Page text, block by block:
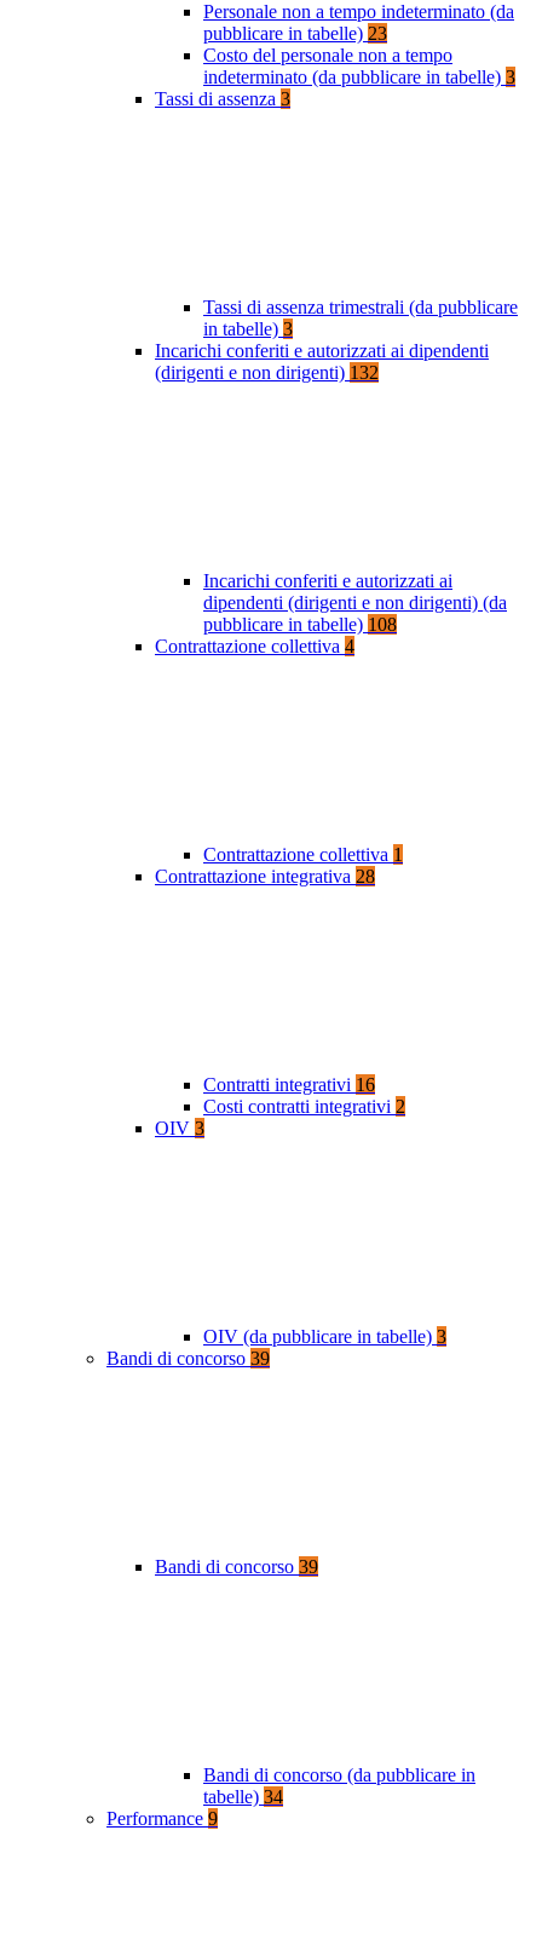
Personale non a tempo indeterminato (da
pubblicare in tabelle) 23
Costo del personale non a tempo
indeterminato (da pubblicare in tabelle) 3
Tassi di assenza 3
Tassi di assenza trimestrali (da pubblicare
in tabelle) 3
Incarichi conferiti e autorizzati ai dipendenti
(dirigenti e non dirigenti) 132
Incarichi conferiti e autorizzati ai
dipendenti (dirigenti e non dirigenti) (da
pubblicare in tabelle) 108
Contrattazione collettiva 4
Contrattazione collettiva 1
Contrattazione integrativa 28
Contratti integrativi 16
Costi contratti integrativi 2
OIV 3
OIV (da pubblicare in tabelle) 3
Bandi di concorso 39
Bandi di concorso 39
Bandi di concorso (da pubblicare in
tabelle) 34
Performance 9